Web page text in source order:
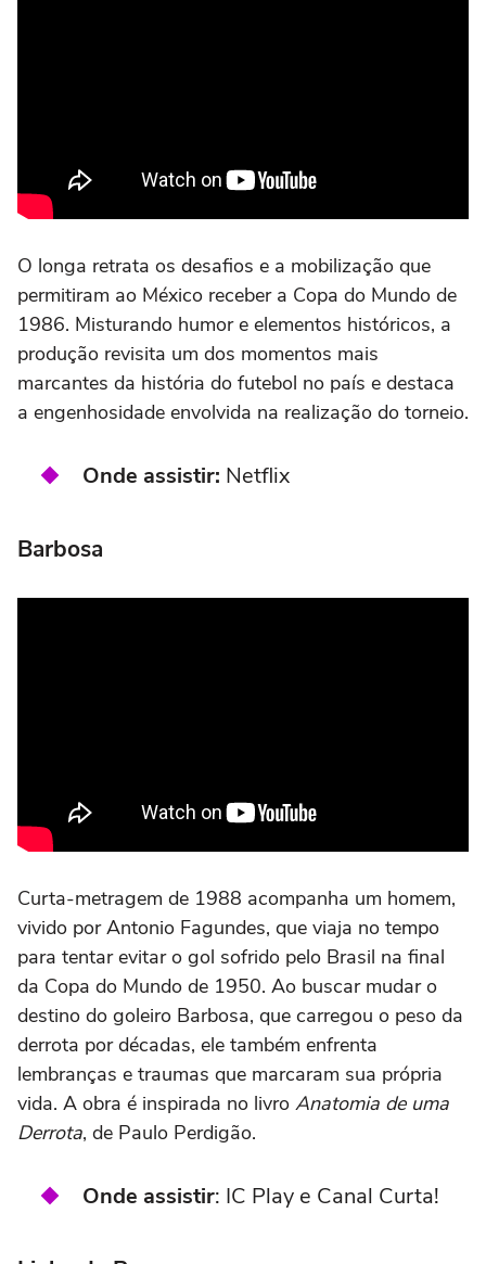
O longa retrata os desafios e a mobilização que
permitiram ao México receber a Copa do Mundo de
1986. Misturando humor e elementos históricos, a
produção revisita um dos momentos mais
marcantes da história do futebol no país e destaca
a engenhosidade envolvida na realização do torneio.
Onde assistir: Netflix
Barbosa
Curta-metragem de 1988 acompanha um homem,
vivido por Antonio Fagundes, que viaja no tempo
para tentar evitar o gol sofrido pelo Brasil na final
da Copa do Mundo de 1950. Ao buscar mudar o
destino do goleiro Barbosa, que carregou o peso da
derrota por décadas, ele também enfrenta
lembranças e traumas que marcaram sua própria
vida. A obra é inspirada no livro Anatomia de uma
Derrota, de Paulo Perdigão.
Onde assistir: IC Play e Canal Curta!